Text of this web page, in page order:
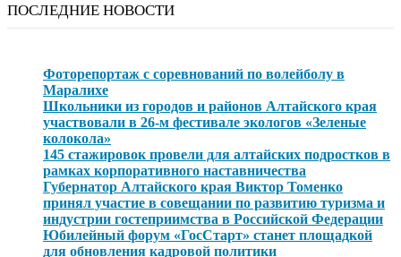
ПОСЛЕДНИЕ НОВОСТИ
Фоторепортаж с соревнований по волейболу в
Маралихе
Школьники из городов и районов Алтайского края
участвовали в 26-м фестивале экологов «Зеленые
колокола»
145 стажировок провели для алтайских подростков в
рамках корпоративного наставничества
Губернатор Алтайского края Виктор Томенко
принял участие в совещании по развитию туризма и
индустрии гостеприимства в Российской Федерации
Юбилейный форум «ГосСтарт» станет площадкой
для обновления кадровой политики